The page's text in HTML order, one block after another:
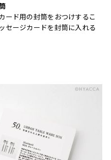
ード用の封筒をおつけするこ
セージカードを封筒に入れる